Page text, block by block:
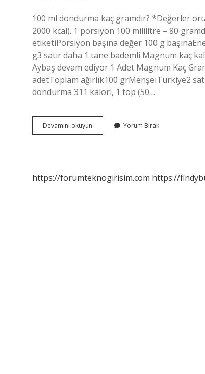
100 ml dondurma kaç gramdır? *Değerler
2000 kcal). 1 porsiyon 100 mililitre – 80
etiketiPorsiyon başına değer 100 g
g3 satır daha 1 tane bademli Magnum kaç
Aybaş devam ediyor 1 Adet Magnum Kaç
adetToplam ağırlık100 grMenşeiTürkiye2
dondurma 311 kalori, 1 top (50…
Devamını okuyun
Adet
Yorum Bırak
https://forumteknogirisim.com https://